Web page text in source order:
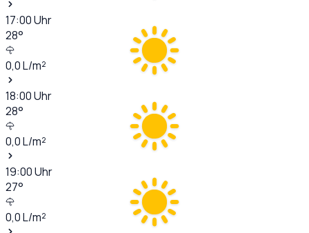
17:00Uhr
28°
0,0L/m²
18:00Uhr
28°
0,0L/m²
19:00Uhr
27°
0,0L/m²